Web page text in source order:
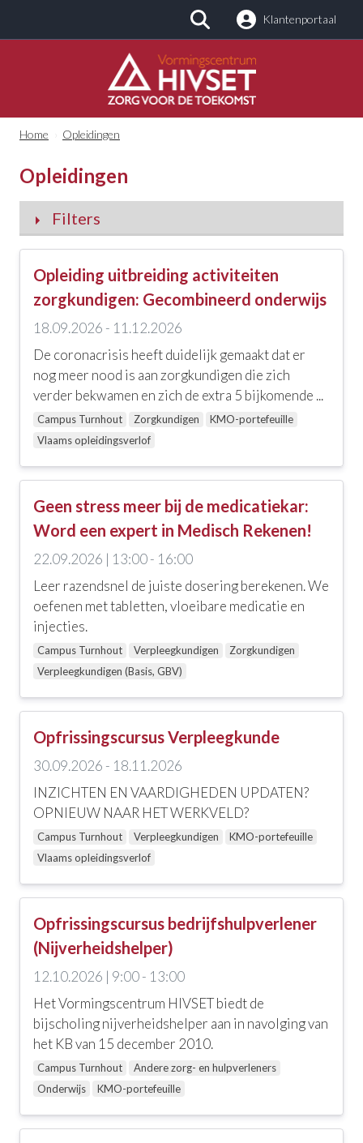
Zoeken Klantenportaal
Home Opleidingen
Opleidingen
Filters
Alle categorieën
Kinderopvang en -zorg
Ethiek, zingeving en religie
Geestelijke gezondheidszorg
Zelfzorg en welbevinden
Communicatie, coaching, loopbaanbegeleiding en
leiderschap
Interculturaliteit, meertaligheid en diversiteit
Onderwijs
Ouderenzorg
Zorgtechniek, wondzorg en andere skills
EHBO en levensreddend handelen
Doelgroep
Alle doelgroepen
Andere zorg- en hulpverleners
Begeleiders van kinderen
Verpleegkundigen (Basis, GBV)
Zorgkundigen
Locatie
Alle locaties
AZ Monica Antwerpen
Campus Kortrijk
Opleiding uitbreiding activiteiten
zorgkundigen: Gecombineerd onderwijs
18.09.2026 - 11.12.2026
De coronacrisis heeft duidelijk gemaakt dat er
nog meer nood is aan zorgkundigen die zich
verder bekwamen en zich de extra 5 bijkomende ...
Campus Turnhout Zorgkundigen
KMO-portefeuille
Vlaams opleidingsverlof
Geen stress meer bij de medicatiekar:
Word een expert in Medisch Rekenen!
22.09.2026 | 13:00 - 16:00
Leer razendsnel de juiste dosering berekenen. We
oefenen met tabletten, vloeibare medicatie en
injecties.
Campus Turnhout Verpleegkundigen
Zorgkundigen
Verpleegkundigen (Basis, GBV)
Opfrissingscursus Verpleegkunde
30.09.2026 - 18.11.2026
INZICHTEN EN VAARDIGHEDEN UPDATEN?
OPNIEUW NAAR HET WERKVELD?
Campus Turnhout Verpleegkundigen
KMO-portefeuille
Vlaams opleidingsverlof
Opfrissingscursus bedrijfshulpverlener
(Nijverheidshelper)
12.10.2026 | 9:00 - 13:00
Het Vormingscentrum HIVSET biedt de
bijscholing nijverheidshelper aan in navolging van
het KB van 15 december 2010.
Campus Turnhout
Andere zorg- en hulpverleners
Onderwijs
KMO-portefeuille